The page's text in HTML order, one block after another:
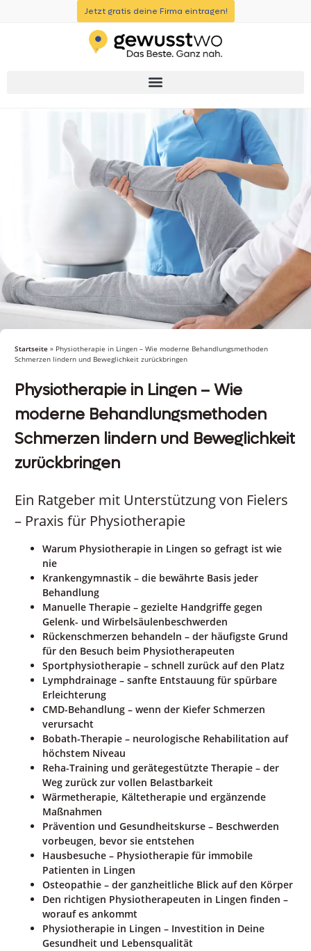
Jetzt gratis deine Firma eintragen!
Startseite » Physiotherapie in Lingen – Wie moderne Behandlungsmethoden
Schmerzen lindern und Beweglichkeit zurückbringen
Physiotherapie in Lingen – Wie
moderne Behandlungsmethoden
Schmerzen lindern und Beweglichkeit
zurückbringen
Ein Ratgeber mit Unterstützung von Fielers
– Praxis für Physiotherapie
Warum Physiotherapie in Lingen so gefragt ist wie
nie
Krankengymnastik – die bewährte Basis jeder
Behandlung
Manuelle Therapie – gezielte Handgriffe gegen
Gelenk- und Wirbelsäulenbeschwerden
Rückenschmerzen behandeln – der häufigste Grund
für den Besuch beim Physiotherapeuten
Sportphysiotherapie – schnell zurück auf den Platz
Lymphdrainage – sanfte Entstauung für spürbare
Erleichterung
CMD-Behandlung – wenn der Kiefer Schmerzen
verursacht
Bobath-Therapie – neurologische Rehabilitation auf
höchstem Niveau
Reha-Training und gerätegestützte Therapie – der
Weg zurück zur vollen Belastbarkeit
Wärmetherapie, Kältetherapie und ergänzende
Maßnahmen
Prävention und Gesundheitskurse – Beschwerden
vorbeugen, bevor sie entstehen
Hausbesuche – Physiotherapie für immobile
Patienten in Lingen
Osteopathie – der ganzheitliche Blick auf den Körper
Den richtigen Physiotherapeuten in Lingen finden –
worauf es ankommt
Physiotherapie in Lingen – Investition in Deine
Gesundheit und Lebensqualität